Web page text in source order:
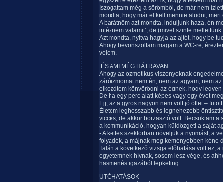
Iszogattam még a sörömből, de már nem
mondta, hogy már el kell mennie aludni,
A barátnőm azt mondta, induljunk haza, én
intéznem valamit’, de (mivel szinte
Azt mondta, nyitva hagyja az ajtót, hogy be
Ahogy bevonszoltam magam a WC-re,
velem.
’ÉS AMI MÉG HÁTRAVAN’
Ahogy az ozmotikus viszonyoknak
záróizmomat nem én, nem az agyam, nem
elkezdtem könyörögni az égnek, hogy
De ha egy perc alatt képes vagy egy évet
Ejj, az a gyros nagyon nem volt jó ötlet –
Életem leghosszabb és legnehezebb
vicces, de akkor borzasztó volt. Becsuktam a
a kommunikáció, hogyan küldözgeti a saját
- A kettes szektorban növeljük a nyomást, a
folyadék, a májnak meg keményebben kéne
Talán a következő vizsga előhatása volt ez,
egyetemnek hívnak, sosem lesz vége, és
hasmenés igazából lepkefing.
UTÓHATÁSOK